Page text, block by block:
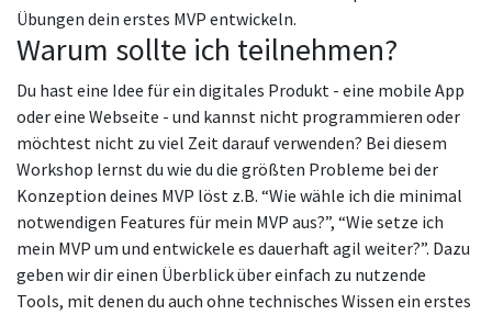
Übungen dein erstes MVP entwickeln.
Warum sollte ich teilnehmen?
Du hast eine Idee für ein digitales Produkt - eine mobile App
oder eine Webseite - und kannst nicht programmieren oder
möchtest nicht zu viel Zeit darauf verwenden? Bei diesem
Workshop lernst du wie du die größten Probleme bei der
Konzeption deines MVP löst z.B. “Wie wähle ich die minimal
notwendigen Features für mein MVP aus?”, “Wie setze ich
mein MVP um und entwickele es dauerhaft agil weiter?”. Dazu
geben wir dir einen Überblick über einfach zu nutzende
Tools, mit denen du auch ohne technisches Wissen ein erstes